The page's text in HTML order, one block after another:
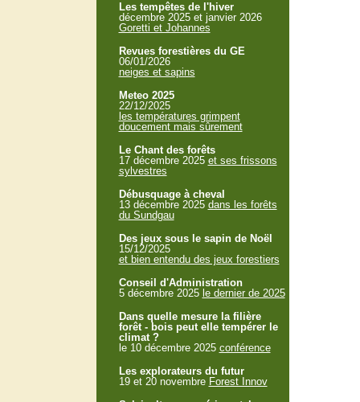
Les tempêtes de l'hiver
décembre 2025 et janvier 2026
Goretti et Johannes
Revues forestières du GE
06/01/2026
neiges et sapins
Meteo 2025
22/12/2025
les températures grimpent
doucement mais sûrement
Le Chant des forêts
17 décembre 2025 et ses frissons
sylvestres
Débusquage à cheval
13 décembre 2025 dans les forêts
du Sundgau
Des jeux sous le sapin de Noël
15/12/2025
et bien entendu des jeux forestiers
Conseil d'Administration
5 décembre 2025 le dernier de 2025
Dans quelle mesure la filière
forêt - bois peut elle tempérer le
climat ?
le 10 décembre 2025 conférence
Les explorateurs du futur
19 et 20 novembre Forest Innov